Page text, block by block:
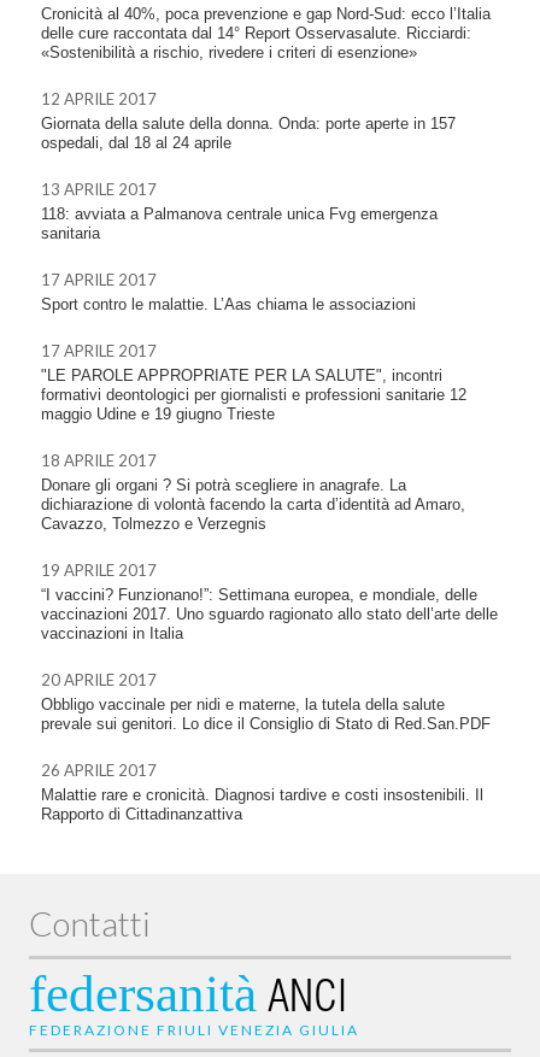
Cronicità al 40%, poca prevenzione e gap Nord-Sud: ecco l’Italia
delle cure raccontata dal 14° Report Osservasalute. Ricciardi:
«Sostenibilità a rischio, rivedere i criteri di esenzione»
12 APRILE 2017
Giornata della salute della donna. Onda: porte aperte in 157
ospedali, dal 18 al 24 aprile
13 APRILE 2017
118: avviata a Palmanova centrale unica Fvg emergenza
sanitaria
17 APRILE 2017
Sport contro le malattie. L’Aas chiama le associazioni
17 APRILE 2017
"LE PAROLE APPROPRIATE PER LA SALUTE", incontri
formativi deontologici per giornalisti e professioni sanitarie 12
maggio Udine e 19 giugno Trieste
18 APRILE 2017
Donare gli organi ? Si potrà scegliere in anagrafe. La
dichiarazione di volontà facendo la carta d’identità ad Amaro,
Cavazzo, Tolmezzo e Verzegnis
19 APRILE 2017
“I vaccini? Funzionano!”: Settimana europea, e mondiale, delle
vaccinazioni 2017. Uno sguardo ragionato allo stato dell’arte delle
vaccinazioni in Italia
20 APRILE 2017
Obbligo vaccinale per nidi e materne, la tutela della salute
prevale sui genitori. Lo dice il Consiglio di Stato di Red.San.PDF
26 APRILE 2017
Malattie rare e cronicità. Diagnosi tardive e costi insostenibili. Il
Rapporto di Cittadinanzattiva
Contatti
federsanità ANCI
FEDERAZIONE FRIULI VENEZIA GIULIA